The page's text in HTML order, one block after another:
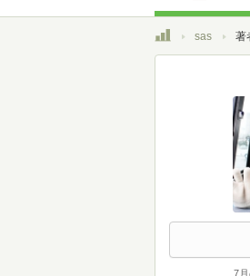
トップsas 著
7